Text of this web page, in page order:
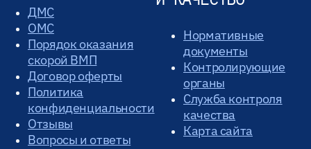
ДМС
ОМС
Порядок оказания
скорой ВМП
Договор оферты
Политика
конфиденциальности
Отзывы
Вопросы и ответы
Нормативные
документы
Контролирующие
органы
Служба контроля
качества
Карта сайта